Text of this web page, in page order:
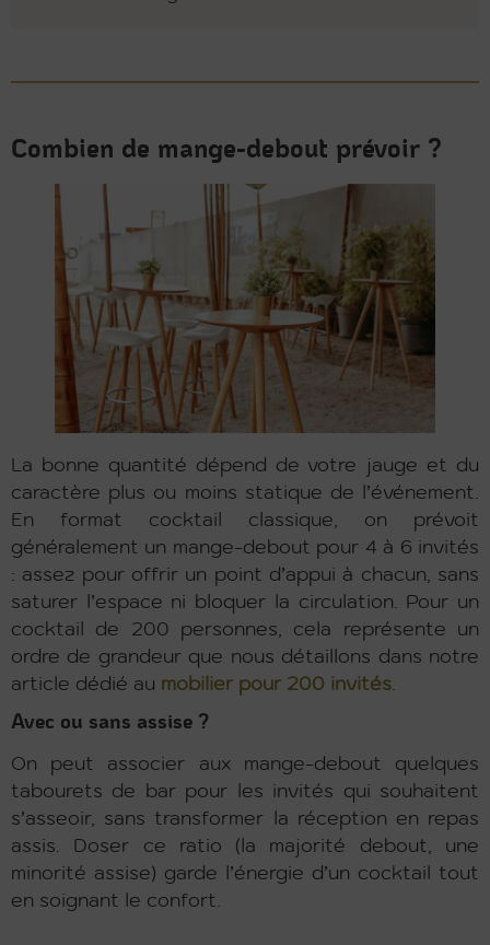
Combien de mange-debout prévoir ?
La bonne quantité dépend de votre jauge et du
caractère plus ou moins statique de l’événement.
En format cocktail classique, on prévoit
généralement un mange-debout pour 4 à 6 invités
: assez pour offrir un point d’appui à chacun, sans
saturer l’espace ni bloquer la circulation. Pour un
cocktail de 200 personnes, cela représente un
ordre de grandeur que nous détaillons dans notre
article dédié au mobilier pour 200 invités
Avec ou sans assise ?
On peut associer aux mange-debout quelques
tabourets de bar pour les invités qui souhaitent
s’asseoir, sans transformer la réception en repas
assis. Doser ce ratio (la majorité debout, une
minorité assise) garde l’énergie d’un cocktail tout
en soignant le confort.